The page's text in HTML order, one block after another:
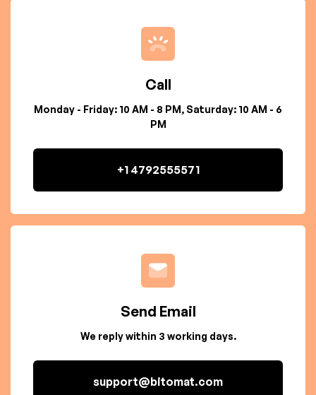
Call
Monday - Friday: 10 AM - 8 PM, Saturday: 10 AM - 6
PM
+1 4792555571
Send Email
We reply within 3 working days.
support@bitomat.com